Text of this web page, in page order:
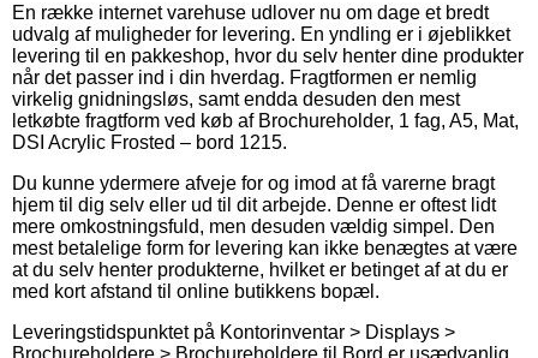
En række internet varehuse udlover nu om dage et bredt
udvalg af muligheder for levering. En yndling er i øjeblikket
levering til en pakkeshop, hvor du selv henter dine produkter
når det passer ind i din hverdag. Fragtformen er nemlig
virkelig gnidningsløs, samt endda desuden den mest
letkøbte fragtform ved køb af Brochureholder, 1 fag, A5, Mat,
DSI Acrylic Frosted – bord 1215.
Du kunne ydermere afveje for og imod at få varerne bragt
hjem til dig selv eller ud til dit arbejde. Denne er oftest lidt
mere omkostningsfuld, men desuden vældig simpel. Den
mest betalelige form for levering kan ikke benægtes at være
at du selv henter produkterne, hvilket er betinget af at du er
med kort afstand til online butikkens bopæl.
Leveringstidspunktet på Kontorinventar > Displays >
Brochureholdere > Brochureholdere til Bord er usædvanlig